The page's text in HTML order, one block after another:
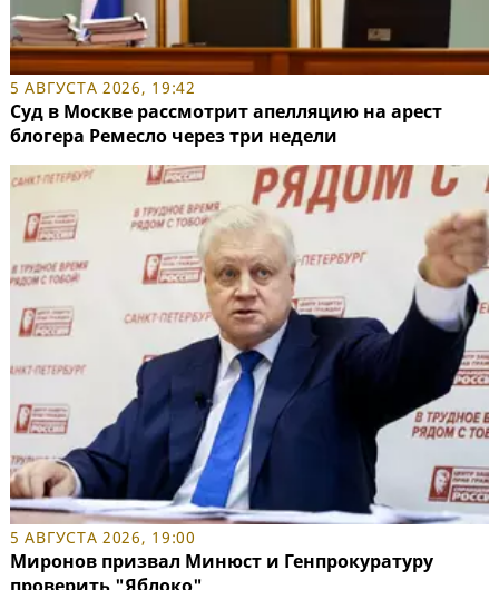
5 АВГУСТА 2026, 19:42
Суд в Москве рассмотрит апелляцию на арест
блогера Ремесло через три недели
5 АВГУСТА 2026, 19:00
Миронов призвал Минюст и Генпрокуратуру
проверить "Яблоко"